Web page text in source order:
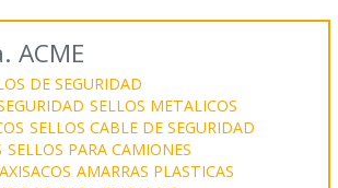
ACME
DE SEGURIDAD
SELLOS METALICOS
SELLOS CABLE DE SEGURIDAD
SELLOS PARA CAMIONES
AMARRAS PLASTICAS